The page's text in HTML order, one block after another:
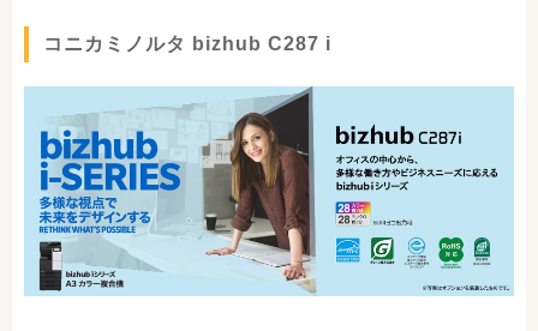
コニカミノルタ bizhub C287 i